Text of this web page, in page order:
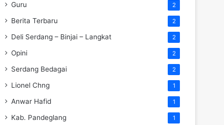
Guru 2
Berita Terbaru 2
Deli Serdang – Binjai – Langkat 2
Opini 2
Serdang Bedagai 2
Lionel Chng 1
Anwar Hafid 1
Kab. Pandeglang 1